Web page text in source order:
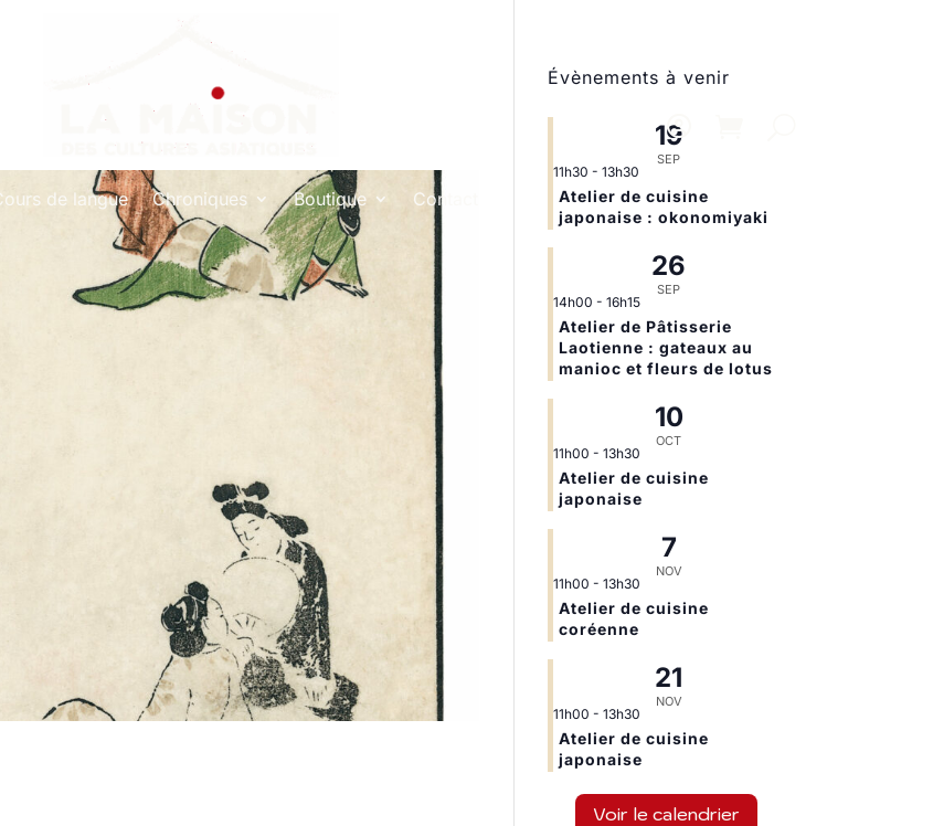
de langue Chroniques Boutique Contact
Évènements à venir
19
SEP
11h30 - 13h30
Atelier de cuisine
japonaise : okonomiyaki
26
SEP
14h00 - 16h15
Atelier de Pâtisserie
Laotienne : gateaux au
manioc et fleurs de lotus
10
OCT
11h00 - 13h30
Atelier de cuisine
japonaise
7
NOV
11h00 - 13h30
Atelier de cuisine
coréenne
21
NOV
11h00 - 13h30
Atelier de cuisine
japonaise
Voir le calendrier